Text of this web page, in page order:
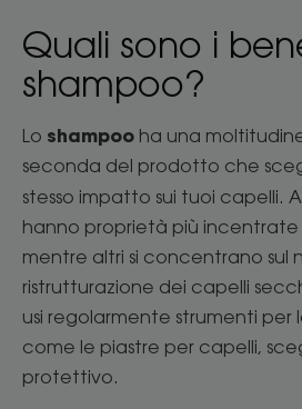
Quali sono i
shampoo?
Lo shampoo ha una
seconda del prodotto che
stesso impatto sui tuoi capelli.
hanno proprietà più incentrate
mentre altri si concentrano sul
ristrutturazione dei capelli
usi regolarmente strumenti per
come le piastre per capelli,
protettivo.